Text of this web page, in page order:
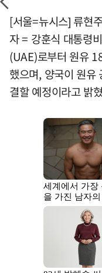
[서울=뉴시스] 류현
자 = 강훈식 대통령
(UAE)로부터 원유
했으며, 양국이 원유
결할 예정이라고 밝